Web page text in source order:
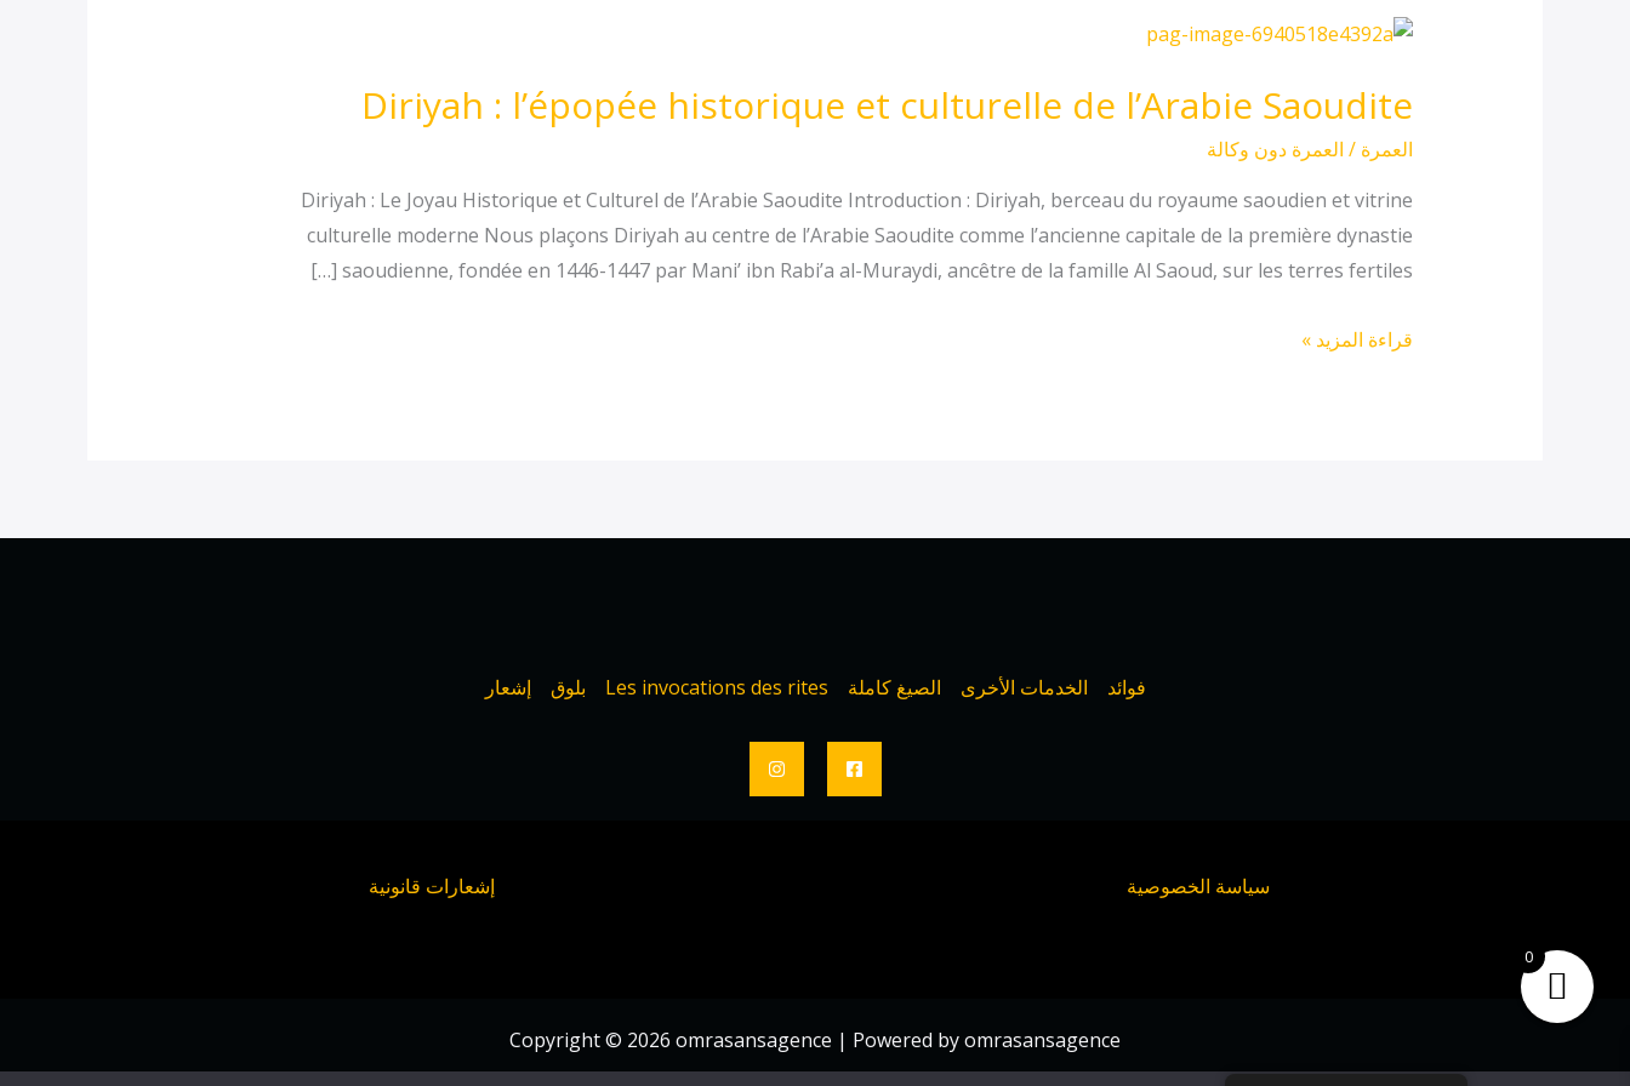
Diriyah : l’épopée historique et culturelle de l’Arabie Saoudite
العمرة / العمرة دون وكالة
Diriyah : Le Joyau Historique et Culturel de l’Arabie Saoudite Introduction : Diriyah, berceau du royaume saoudien et vitrine
culturelle moderne Nous plaçons Diriyah au centre de l’Arabie Saoudite comme l’ancienne capitale de la première dynastie
saoudienne, fondée en 1446-1447 par Mani’ ibn Rabi’a al-Muraydi, ancêtre de la famille Al Saoud, sur les terres fertiles […]
Diriyah
l’épopée
historique
culturelle
de
l’Arabie
قراءة المزيد »
فوائد الخدمات الأخرى الصيغ كاملة Les invocations des rites بلوق إشعار
سياسة الخصوصية إشعارات قانونية
Copyright © 2026 omrasansagence | Powered by omrasansagence
0